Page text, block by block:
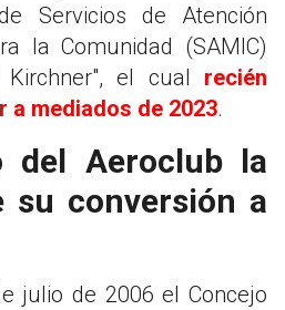
Servicios de Atención
la Comunidad (SAMIC)
Kirchner", el cual recién
a mediados de 2023.
del Aeroclub la
su conversión a
julio de 2006 el Concejo